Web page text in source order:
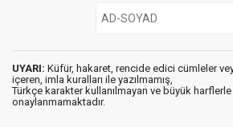
UYARI: Küfür, hakaret, rencide edici cümleler
içeren, imla kuralları ile yazılmamış,
Türkçe karakter kullanılmayan ve büyük harflerle
onaylanmamaktadır.